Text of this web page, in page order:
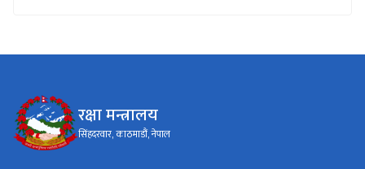
रक्षा मन्त्रालय
सिंहदरवार, काठमाडौं, नेपाल